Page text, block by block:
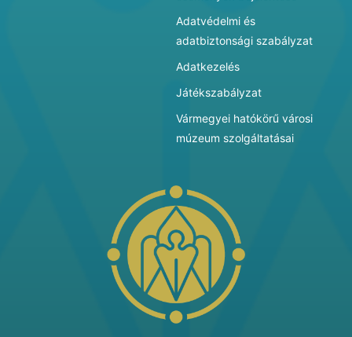
Adatvédelmi és
adatbiztonsági szabályzat
Adatkezelés
Játékszabályzat
Vármegyei hatókörű városi
múzeum szolgáltatásai